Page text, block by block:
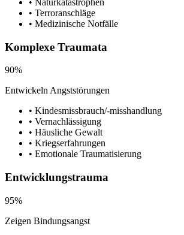
• Terroranschläge
• Medizinische Notfälle
Komplexe Traumata
90%
Entwickeln Angststörungen
• Kindesmissbrauch/-misshandlung
• Vernachlässigung
• Häusliche Gewalt
• Kriegserfahrungen
• Emotionale Traumatisierung
Entwicklungstrauma
95%
Zeigen Bindungsangst